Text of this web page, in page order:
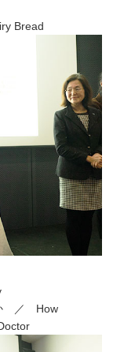
Bread
か ／ How